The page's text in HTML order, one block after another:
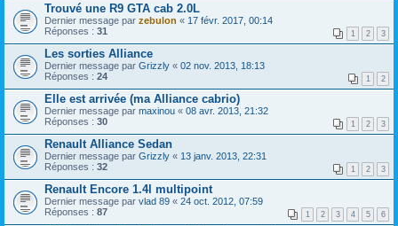
Trouvé une R9 GTA cab 2.0L
Dernier message par zebulon « 17 févr. 2017, 00:14
Réponses : 31 1 2 3
Les sorties Alliance
Dernier message par Grizzly « 02 nov. 2013, 18:13
Réponses : 24 1 2
Elle est arrivée (ma Alliance cabrio)
Dernier message par maxinou « 08 avr. 2013, 21:32
Réponses : 30 1 2 3
Renault Alliance Sedan
Dernier message par Grizzly « 13 janv. 2013, 22:31
Réponses : 32 1 2 3
Renault Encore 1.4l multipoint
Dernier message par vlad 89 « 24 oct. 2012, 07:59
Réponses : 87 1 2 3 4 5 6